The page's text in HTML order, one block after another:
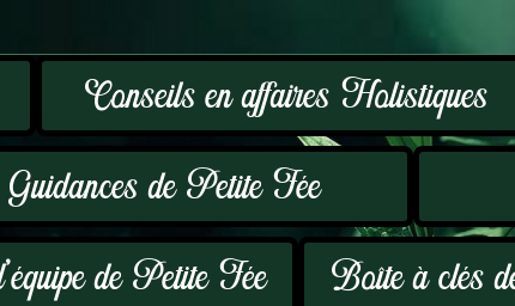
Conseils en affaires Holistiques
de Petite Fée
de Petite Fée Boîte à clés